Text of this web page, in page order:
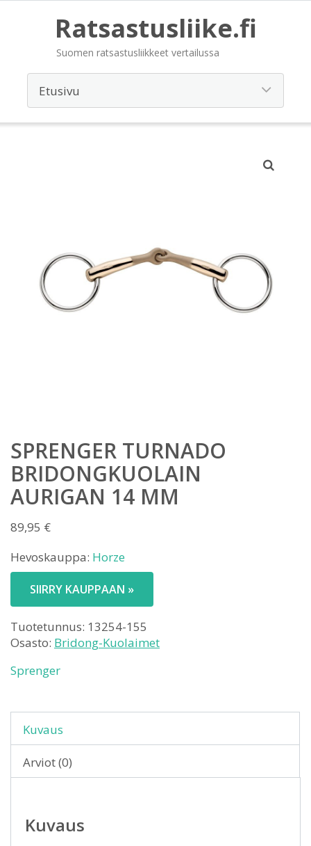
Ratsastusliike.fi
Suomen ratsastusliikkeet vertailussa
SPRENGER TURNADO
BRIDONGKUOLAIN
AURIGAN 14 MM
89,95 €
Hevoskauppa: Horze
SIIRRY KAUPPAAN »
Tuotetunnus: 13254-155
Osasto: Bridong-Kuolaimet
Sprenger
Kuvaus
Arviot (0)
Kuvaus